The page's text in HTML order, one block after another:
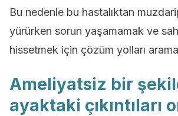
Bu nedenle bu hastalıktan
yürürken sorun yaşamamak ve
hissetmek için çözüm yolları
Ameliyatsiz bir
ayaktaki çıkıntıları